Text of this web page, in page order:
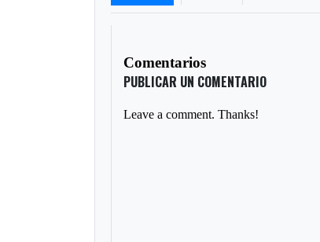
Comentarios
PUBLICAR UN COMENTARIO
Leave a comment. Thanks!